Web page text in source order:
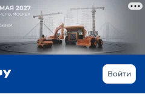
Войти